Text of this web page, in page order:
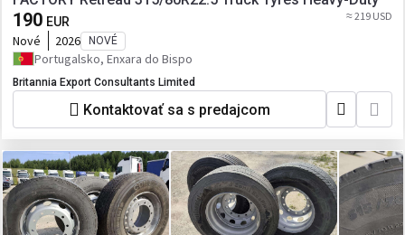
190 EUR ≈ 219 USD
Nové 2026 NOVÉ
Portugalsko, Enxara do Bispo
Britannia Export Consultants Limited
Kontaktovať sa s predajcom